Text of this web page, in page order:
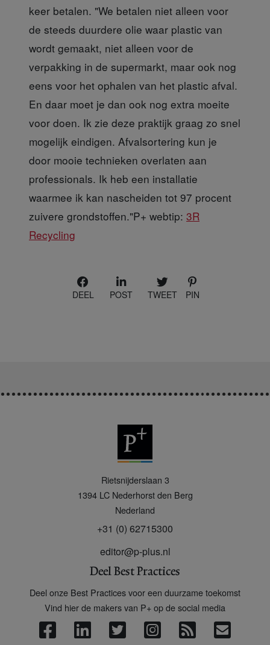
keer betalen. "We betalen niet alleen voor
de steeds duurdere olie waar plastic van
wordt gemaakt, niet alleen voor de
verpakking in de supermarkt, maar ook nog
eens voor het ophalen van het plastic afval.
En daar moet je dan ook nog extra moeite
voor doen. Ik zie deze praktijk graag zo snel
mogelijk eindigen. Afvalsortering kun je
door mooie technieken overlaten aan
professionals. Ik heb een installatie
waarmee ik kan nascheiden tot 97 procent
zuivere grondstoffen."P+ webtip: 3R
Recycling
DEEL POST TWEET PIN
Rietsnijderslaan 3
1394 LC Nederhorst den Berg
Nederland
+31 (0) 62715300
editor@p-plus.nl
Deel Best Practices
Deel onze Best Practices voor een duurzame toekomst
Vind hier de makers van P+ op de social media